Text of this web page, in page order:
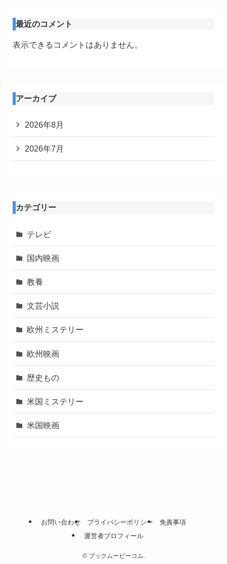
最近のコメント
表示できるコメントはありません。
アーカイブ
2026年8月
2026年7月
カテゴリー
テレビ
国内映画
教養
文芸小説
欧州ミステリー
欧州映画
歴史もの
米国ミステリー
米国映画
お問い合わせ プライバシーポリシー
免責事項
運営者プロフィール
©ブックムービーコム.